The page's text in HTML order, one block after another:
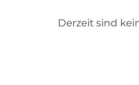
Derzeit sind